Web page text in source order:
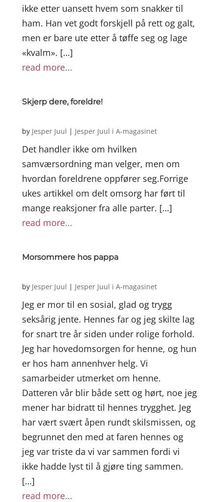
ikke etter uansett hvem som snakker til
ham. Han vet godt forskjell på rett og galt,
men er bare ute etter å tøffe seg og lage
«kvalm». […]
read more...
Skjerp dere, foreldre!
by Jesper Juul | Jesper Juul i A-magasinet
Det handler ikke om hvilken
samværsordning man velger, men om
hvordan foreldrene oppfører seg.Forrige
ukes artikkel om delt omsorg har ført til
mange reaksjoner fra alle parter. […]
read more...
Morsommere hos pappa
by Jesper Juul | Jesper Juul i A-magasinet
Jeg er mor til en sosial, glad og trygg
seksårig jente. Hennes far og jeg skilte lag
for snart tre år siden under rolige forhold.
Jeg har hovedomsorgen for henne, og hun
er hos ham annenhver helg. Vi
samarbeider utmerket om henne.
Datteren vår blir både sett og hørt, noe jeg
mener har bidratt til hennes trygghet. Jeg
har vært svært åpen rundt skilsmissen, og
begrunnet den med at faren hennes og
jeg var triste da vi var sammen fordi vi
ikke hadde lyst til å gjøre ting sammen.
[…]
read more...